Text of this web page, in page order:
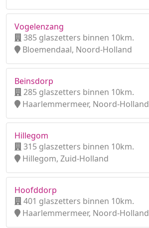
Vogelenzang
385 glaszetters binnen 10km.
Bloemendaal, Noord-Holland
Beinsdorp
285 glaszetters binnen 10km.
Haarlemmermeer, Noord-Holland
Hillegom
315 glaszetters binnen 10km.
Hillegom, Zuid-Holland
Hoofddorp
401 glaszetters binnen 10km.
Haarlemmermeer, Noord-Holland